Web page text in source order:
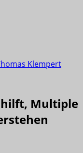
Klempert
Multiple